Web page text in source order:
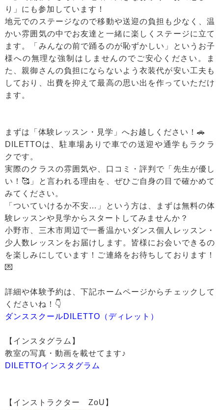
り」にも参加しています！
地元でのステージなので移動や送迎の負担も少なく、温
かい雰囲気の中でお友達と一緒に楽しくステージに立て
ます。「みんなの前で踊るのが恥ずかしい」というお子
様への無理な強制はしませんのでご安心ください。ま
た、親御さんの負担にならないよう衣装代が安い工夫も
しており、出費を抑えて最高の思い出を作っていただけ
ます。
まずは「体験レッスン・見学」へお越しください！🚗
DILETTOは、駐車場ありで車での送迎や通学もラクラ
クです。
実際のクラスの雰囲気や、口コミ・評判で「先生が優し
い！🥰」と言われる理由を、ぜひご自身の目で確かめて
みてください。
「ついていけるか不安…」という方は、まずは無料の体
験レッスンや見学からスタートしてみませんか？
小野市、三木市周辺で一番温かいダンス個人レッスン・
少人数レッスンをお届けします。皆様にお会いできるの
を楽しみにしています！ご連絡をお待ちしております！
💌
詳細や体験予約は、下記ホームページからチェックして
くださいね！👇
ダンススクールDILETTO（ディレット）
【インスタグラム】
教室の写真・動画を載せてます♪
DILETTOインスタグラム
【インストラクター ZoU】